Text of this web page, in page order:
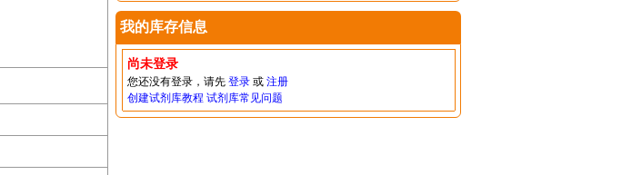
我的库存信息
尚未登录
您还没有登录，请先 登录或 注册
创建试剂库教程 试剂库常见问题